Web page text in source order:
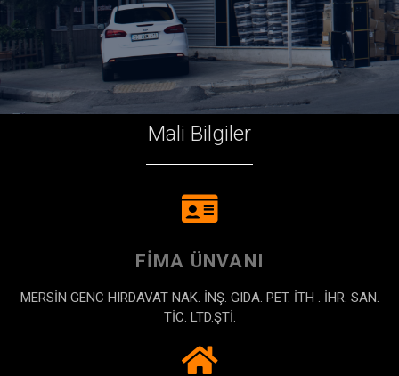
Mali Bilgiler
FIMA ÜNVANI
MERSİN GENC HIRDAVAT NAK. İNŞ. GIDA. PET. İTH . İHR. SAN.
TİC. LTD.ŞTİ.